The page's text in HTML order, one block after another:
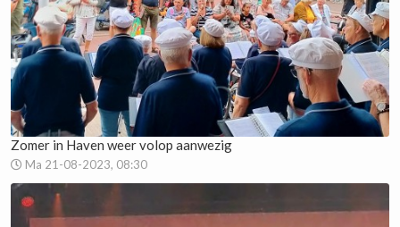
Zomer in Haven weer volop aanwezig
Ma 21-08-2023, 08:30